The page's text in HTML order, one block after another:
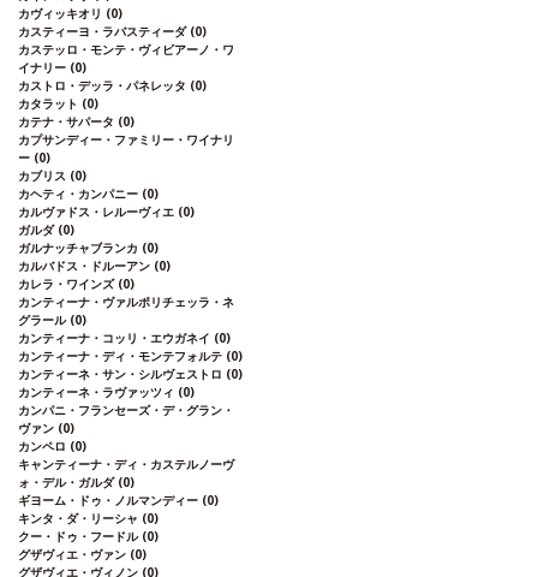
カヴィッキオリ (0)
カスティーヨ・ラバスティーダ (0)
カステッロ・モンテ・ヴィビアーノ・ワ
イナリー (0)
カストロ・デッラ・パネレッタ (0)
カタラット (0)
カテナ・サパータ (0)
カプサンディー・ファミリー・ワイナリ
ー (0)
カブリス (0)
カヘティ・カンパニー (0)
カルヴァドス・レルーヴィエ (0)
ガルダ (0)
ガルナッチャブランカ (0)
カルバドス・ドルーアン (0)
カレラ・ワインズ (0)
カンティーナ・ヴァルポリチェッラ・ネ
グラール (0)
カンティーナ・コッリ・エウガネイ (0)
カンティーナ・ディ・モンテフォルテ (0)
カンティーネ・サン・シルヴェストロ (0)
カンティーネ・ラヴァッツィ (0)
カンパニ・フランセーズ・デ・グラン・
ヴァン (0)
カンペロ (0)
キャンティーナ・ディ・カステルノーヴ
ォ・デル・ガルダ (0)
ギヨーム・ドゥ・ノルマンディー (0)
キンタ・ダ・リーシャ (0)
クー・ドゥ・フードル (0)
グザヴィエ・ヴァン (0)
グザヴィエ・ヴィノン (0)